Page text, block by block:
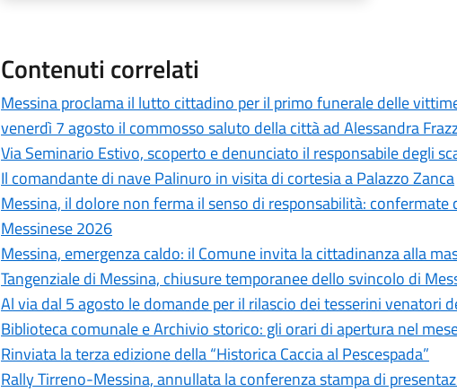
Contenuti correlati
Messina proclama il lutto cittadino per il primo funerale delle
venerdì 7 agosto il commosso saluto della città ad Alessandra
Via Seminario Estivo, scoperto e denunciato il responsabile degli
Il comandante di nave Palinuro in visita di cortesia a Palazzo Zanca
Messina, il dolore non ferma il senso di responsabilità: confermate
Messinese 2026
Messina, emergenza caldo: il Comune invita la cittadinanza alla
Tangenziale di Messina, chiusure temporanee dello svincolo di
Al via dal 5 agosto le domande per il rilascio dei tesserini venatori
Biblioteca comunale e Archivio storico: gli orari di apertura nel
Rinviata la terza edizione della “Historica Caccia al Pescespada”
Rally Tirreno-Messina, annullata la conferenza stampa di